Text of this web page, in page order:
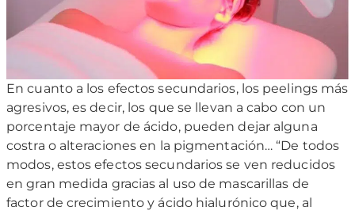
En cuanto a los efectos secundarios, los peelings más
agresivos, es decir, los que se llevan a cabo con un
porcentaje mayor de ácido, pueden dejar alguna
costra o alteraciones en la pigmentación… “De todos
modos, estos efectos secundarios se ven reducidos
en gran medida gracias al uso de mascarillas de
factor de crecimiento y ácido hialurónico que, al